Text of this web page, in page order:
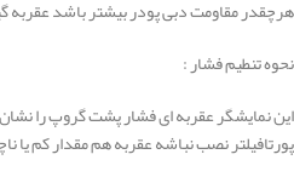
هرچقدر مقاومت دبی پودر بیشتر باشد عقربه
نحوه تنطیم فشار :
این نمایشگر عقربه ای فشار پشت گروپ را
پورتافیلتر نصب نباشه عقربه هم مقدار کم یا